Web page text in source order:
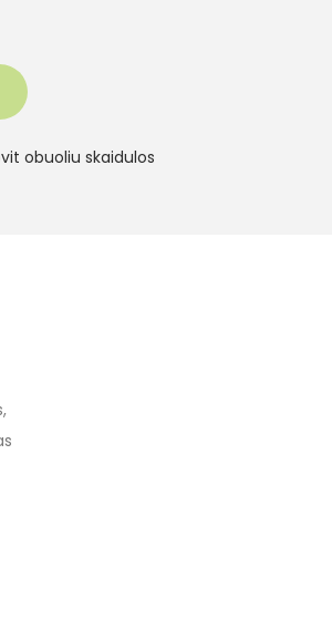
obuoliu skaidulos